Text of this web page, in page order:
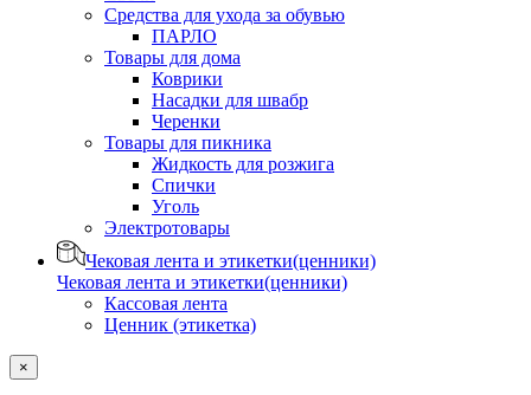
Средства для ухода за обувью
ПАРЛО
Товары для дома
Коврики
Насадки для швабр
Черенки
Товары для пикника
Жидкость для розжига
Спички
Уголь
Электротовары
Чековая лента и этикетки(ценники)
Чековая лента и этикетки(ценники)
Кассовая лента
Ценник (этикетка)
×